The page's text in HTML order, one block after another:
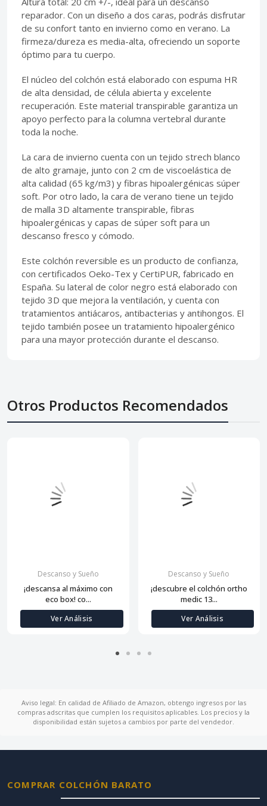
reparador. Con un diseño a dos caras, podrás disfrutar
de su confort tanto en invierno como en verano. La
firmeza/dureza es media-alta, ofreciendo un soporte
óptimo para tu cuerpo.
El núcleo del colchón está elaborado con espuma HR
de alta densidad, de célula abierta y excelente
recuperación. Este material transpirable garantiza un
apoyo perfecto para la columna vertebral durante
toda la noche.
La cara de invierno cuenta con un tejido strech blanco
de alto gramaje, junto con 2 cm de viscoelástica de
alta calidad (65 kg/m3) y fibras hipoalergénicas súper
soft. Por otro lado, la cara de verano tiene un tejido
de malla 3D altamente transpirable, fibras
hipoalergénicas y capas de súper soft para un
descanso fresco y cómodo.
Este colchón reversible es un producto de confianza,
con certificados Oeko-Tex y CertiPUR, fabricado en
España. Su lateral de color negro está elaborado con
tejido 3D que mejora la ventilación, y cuenta con
tratamientos antiácaros, antibacterias y antihongos. El
tejido también posee un tratamiento hipoalergénico
para una mayor protección durante el descanso.
Otros Productos Recomendados
Descanso y Sueño
¡descansa al máximo con
eco box! co...
Ver Análisis
Descanso y Sueño
¡descubre el colchón ortho
medic 13...
Ver Análisis
Aviso legal: En calidad de Afiliado de Amazon, obtengo ingresos por las
compras adscritas que cumplen los requisitos aplicables. Los precios y la
disponibilidad están sujetos a cambios por parte del vendedor.
COMPRAR COLCHÓN BARATO